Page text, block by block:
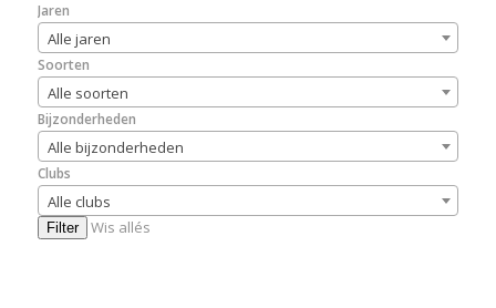
Jaren
Alle jaren
Soorten
Alle soorten
Bijzonderheden
Alle bijzonderheden
Clubs
Alle clubs
Filter Wis allés